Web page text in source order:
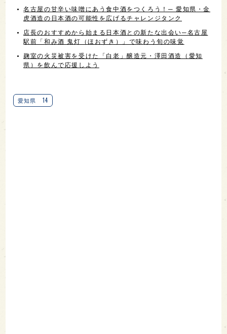
名古屋の甘辛い味噌にあう食中酒をつくろう！─ 愛知県・金
虎酒造の日本酒の可能性を広げるチャレンジタンク
店長のおすすめから始まる日本酒との新たな出会い─名古屋
駅前「和み酒 鬼灯（ほおずき）」で味わう旬の味覚
麹室の火災被害を受けた「白老」醸造元・澤田酒造（愛知
県）を飲んで応援しよう
愛知県 14